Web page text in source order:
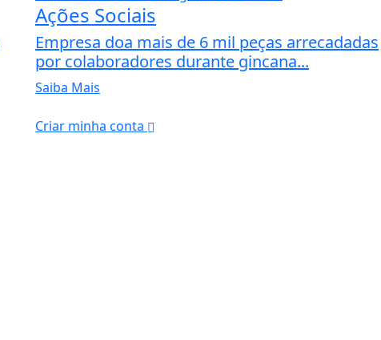
Ações Sociais
Empresa doa mais de 6 mil peças arrecadadas
por colaboradores durante gincana...
Saiba Mais
Criar minha conta